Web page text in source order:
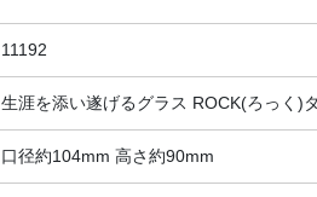
11192
生涯を添い遂げるグラス ROCK(ろっく)
口径約104mm 高さ約90mm